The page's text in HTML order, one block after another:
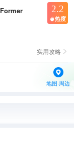
Former
2.2
 热度
实用攻略 
地图·周边